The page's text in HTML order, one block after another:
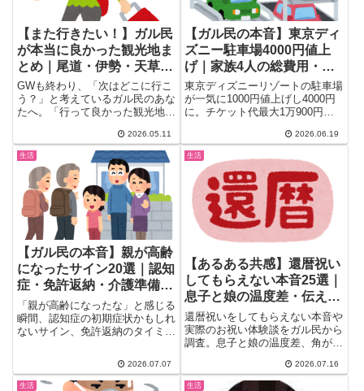
【また行きたい！】ガル民
が本当に良かった観光地ま
とめ｜尾道・伊勢・天草・
那智勝浦…全国絶景＆グル
メ旅
GWも終わり、「次はどこに行こ
う？」と考えているガル民のあな
たへ。「行って良かった観光地を
2026.05.11
【ガル民の本音】東京ディ
ズニー駐車場4000円値上
げ｜家族4人の総費用・車
vs電車・昔との比較まとめ
東京ディズニーリゾートの駐車場
が一気に1000円値上げし4000円
に。チケット代最大1万900円に
4人の1日総額や、遠方から車で
行く派の実情、そして昔の年パス
時代との比較まで、ガル民447人
のリアルな声をまとめました。
2026.06.19
生活
【ガル民の本音】親が高齢
になったサイン20選｜認知
症・免許返納・介護準備の
リアル
「親が高齢になったな」と感じる
瞬間、認知症の初期症状かもしれ
ないサイン、免許返納のタイミン
アルな体験談20選をまとめまし
た。同じ不安を抱える方は必見で
2026.07.07
生活
【あるある共感】還暦祝い
してもらえない本音25選｜
息子と娘の温度差・伝え方
まとめ
還暦祝いをしてもらえない本音や
実際のお祝い体験談をガル民から
調査。息子と娘の温度差、角が立
ちゃんこの実例まで、リアルな声
を25選まとめました。
2026.07.16
生活 生活